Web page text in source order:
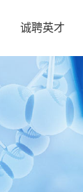
诚聘英才